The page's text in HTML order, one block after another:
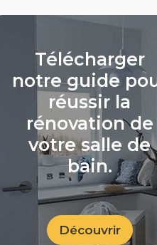
Télécharger
notre guide
réussir la
rénovation de
votre salle de
bain.
Découvrir